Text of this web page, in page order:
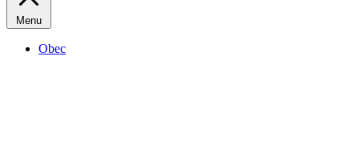
Menu
Obec